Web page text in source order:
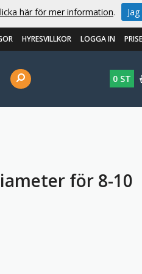
HYRESVILLKOR LOGGA IN
0 ST
för 8-10
här för mer information.